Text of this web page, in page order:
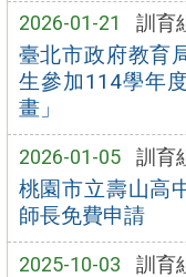
2026-01-21 訓育
臺北市政府教育
生參加114學年
畫」
2026-01-05 訓育
桃園市立壽山高
師長免費申請
2025-10-03 訓育